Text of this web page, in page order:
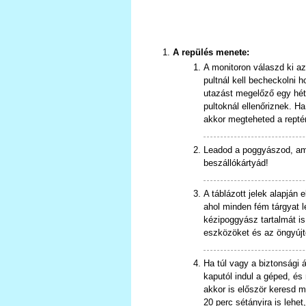
A repülés menete:
A monitoron válaszd ki
pultnál kell becheckolni
utazást megelőző egy
pultoknál ellenőriznek.
akkor megteheted a
Leadod a poggyászod,
beszállókártyád!
A táblázott jelek alapján
ahol minden fém tárgyat
kézipoggyász tartalmát
eszközöket és az
Ha túl vagy a biztonsági
kaputól indul a géped,
akkor is először keresd
20 perc sétányira is